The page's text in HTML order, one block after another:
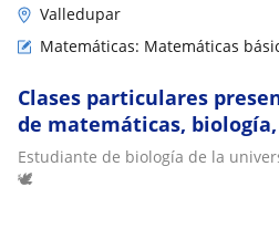
Valledupar
Matemáticas: Matemáticas
Clases particulares
de matemáticas,
o secundaria
Estudiante de biología de la
🕊️